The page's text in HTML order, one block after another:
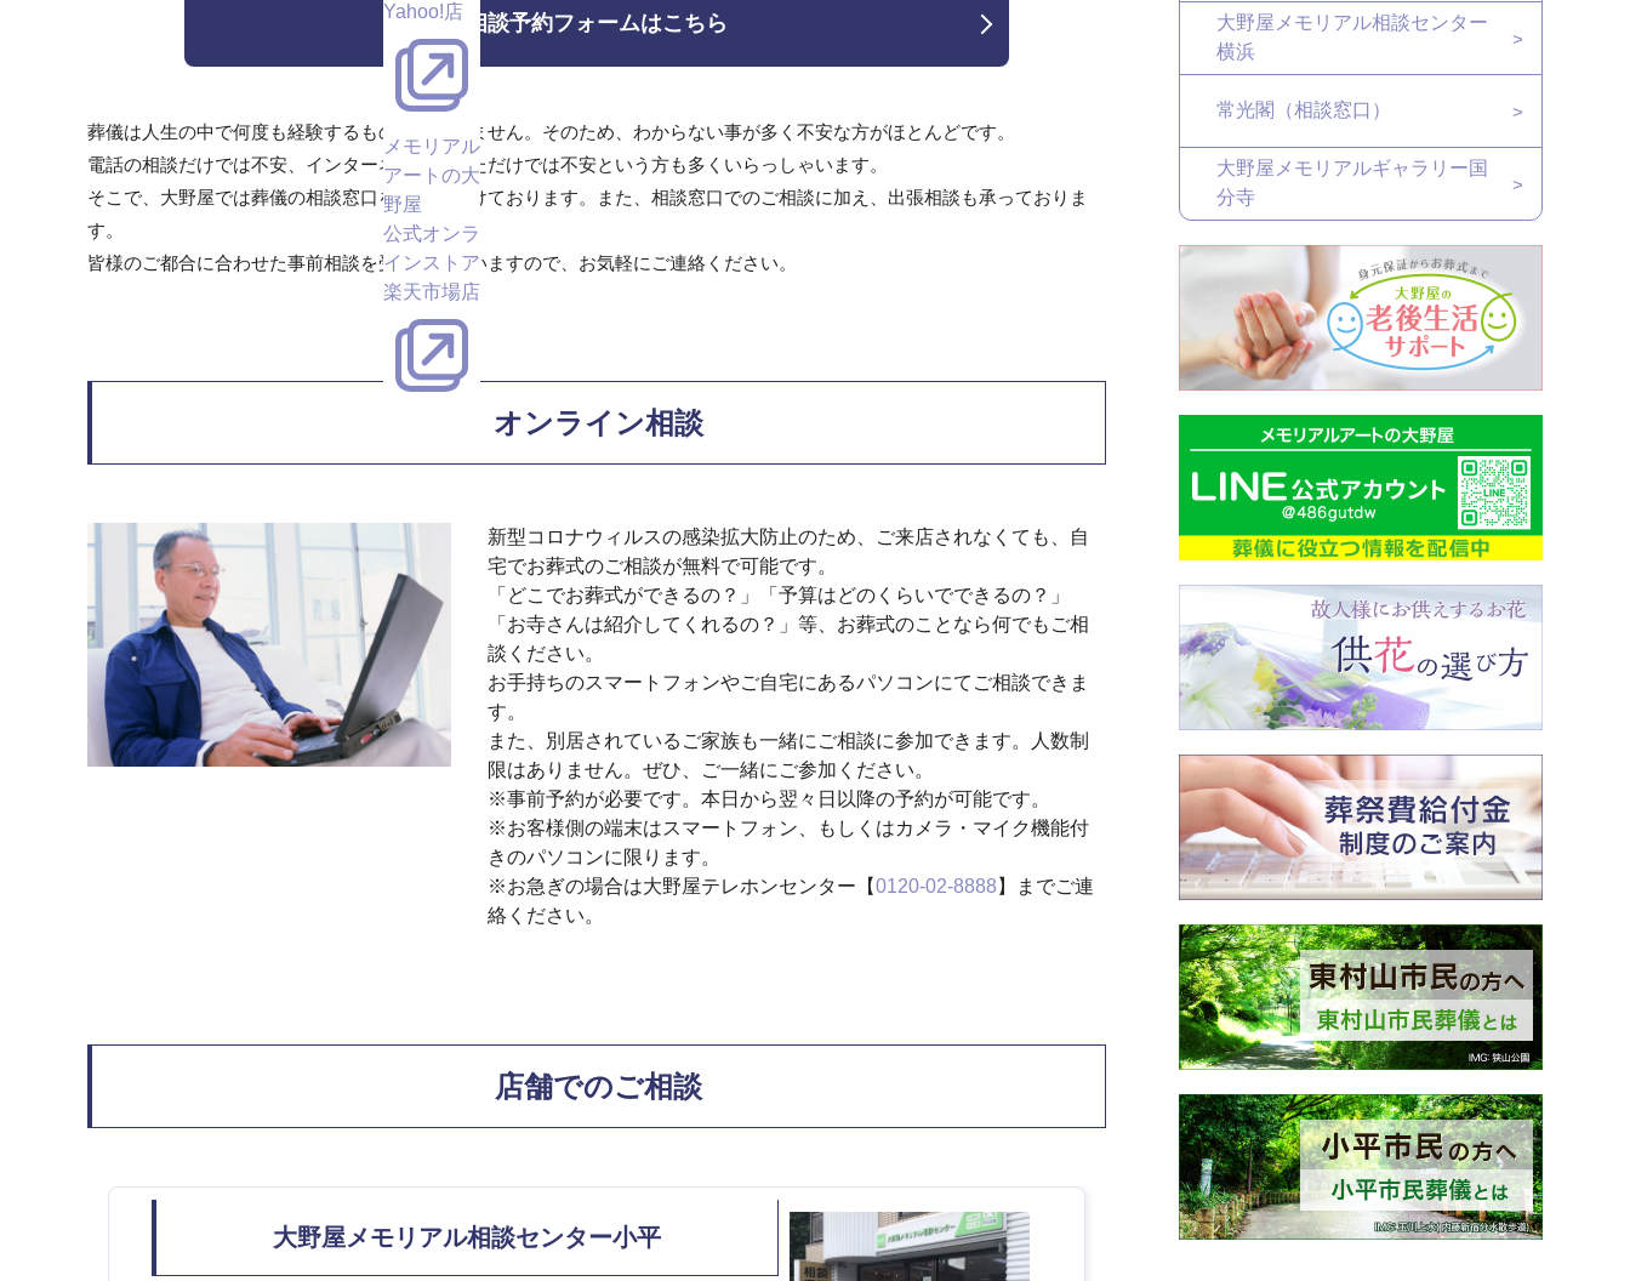
Yahoo!店
メモリアル
アートの大
野屋
公式オンラ
インストア
楽天市場店
相談予約フォームはこちら
葬儀は人生の中で何度も経験するものではありません。そのため、わからない事が多く不安な方がほとんどです。
電話の相談だけでは不安、インターネットを見ただけでは不安という方も多くいらっしゃいます。
そこで、大野屋では葬儀の相談窓口を各所に設けております。また、相談窓口でのご相談に加え、出張相談も承っておりま
す。
皆様のご都合に合わせた事前相談を受け付けていますので、お気軽にご連絡ください。
オンライン相談
新型コロナウィルスの感染拡大防止のため、ご来店されなくても、自
宅でお葬式のご相談が無料で可能です。
「どこでお葬式ができるの？」「予算はどのくらいでできるの？」
「お寺さんは紹介してくれるの？」等、お葬式のことなら何でもご相
談ください。
お手持ちのスマートフォンやご自宅にあるパソコンにてご相談できま
す。
また、別居されているご家族も一緒にご相談に参加できます。人数制
限はありません。ぜひ、ご一緒にご参加ください。
※事前予約が必要です。本日から翌々日以降の予約が可能です。
※お客様側の端末はスマートフォン、もしくはカメラ・マイク機能付
きのパソコンに限ります。
※お急ぎの場合は大野屋テレホンセンター【0120-02-8888 】までご連
絡ください。
店舗でのご相談
大野屋メモリアル相談センター小平
大野屋メモリアル相談センター
横浜
常光閣（相談窓口）
大野屋メモリアルギャラリー国
分寺